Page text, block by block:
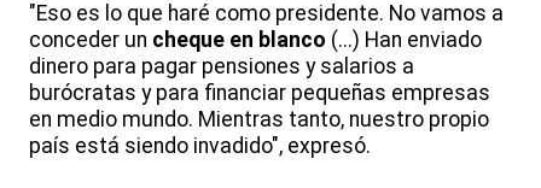
"Eso es lo que haré como presidente. No vamos a
conceder un cheque en blanco (...) Han enviado
dinero para pagar pensiones y salarios a
burócratas y para financiar pequeñas empresas
en medio mundo. Mientras tanto, nuestro propio
país está siendo invadido", expresó.